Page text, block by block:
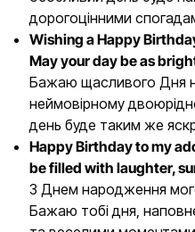
дорогоцінними
Wishing a Happy
May your day be as
Бажаю щасливого Дня
неймовірному
день буде таким же
Happy Birthday to my
be filled with laughter,
З Днем народження
Бажаю тобі дня,